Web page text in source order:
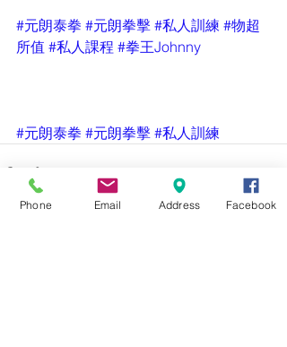
#元朗泰拳 #元朗拳擊 #私人訓練 #物超
所值 #私人課程 #拳王Johnny
#元朗泰拳 #元朗拳擊 #私人訓練
Phone Email Address Facebook